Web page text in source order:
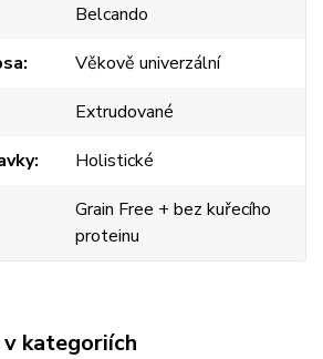
Belcando
Věkově univerzální
Extrudované
Holistické
Grain Free + bez kuřecího
proteinu
kategoriích